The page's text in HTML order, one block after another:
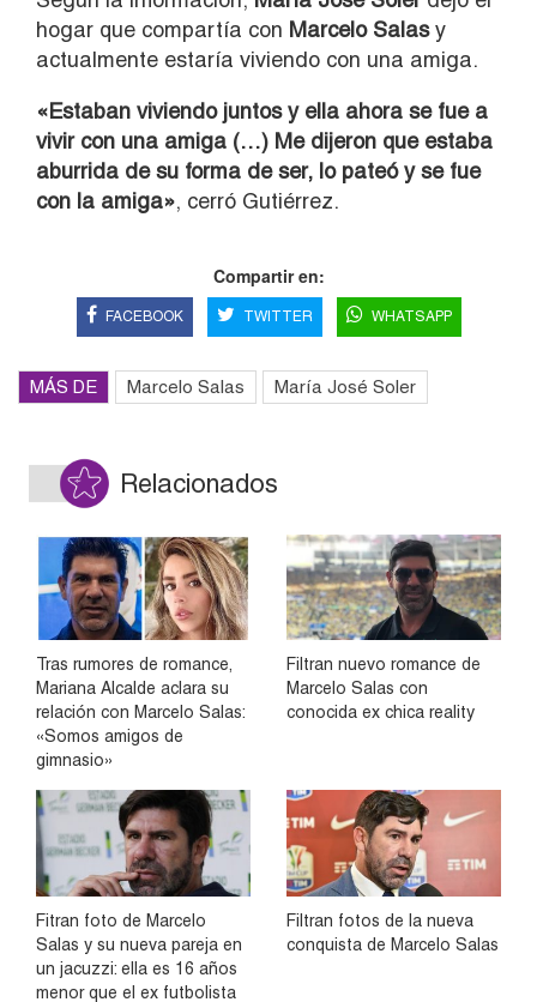
hogar que compartía con Marcelo Salasy
actualmente estaría viviendo con una amiga.
«Estaban viviendo juntos y ella ahora se fue a
vivir con una amiga (…) Me dijeron que estaba
aburrida de su forma de ser, lo pateó y se fue
con la amiga», cerró Gutiérrez.
Compartir en:
FACEBOOK TWITTER WHATSAPP
MÁS DE Marcelo Salas María José Soler
Relacionados
Tras rumores de romance,
Mariana Alcalde aclara su
relación con Marcelo Salas:
«Somos amigos de
gimnasio»
Filtran nuevo romance de
Marcelo Salas con
conocida ex chica reality
Fitran foto de Marcelo
Salas y su nueva pareja en
un jacuzzi: ella es 16 años
menor que el ex futbolista
Filtran fotos de la nueva
conquista de Marcelo Salas